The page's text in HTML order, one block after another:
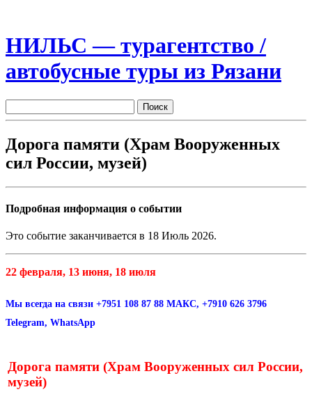
НИЛЬС — турагентство /
автобусные туры из Рязани
Дорога памяти (Храм Вооруженных
сил России, музей)
Подробная информация о событии
Это событие заканчивается в 18 Июль 2026.
22 февраля, 13 июня, 18 июля
Мы всегда на связи +7951 108 87 88 МАКС, +7910 626 3796
Telegram, WhatsApp
Дорога памяти (Храм Вооруженных сил России,
музей)